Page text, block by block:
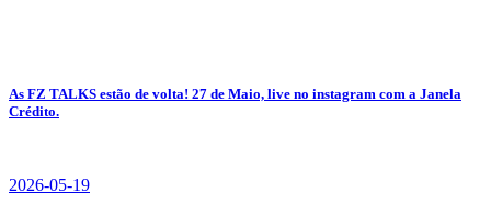
As FZ TALKS estão de volta! 27 de Maio, live no instagram com a Janela
Crédito.
2026-05-19